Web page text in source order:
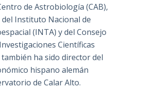
de Astrobiología (CAB),
Instituto Nacional de
(INTA) y del Consejo
Científicas
también ha sido director del
hispano alemán
de Calar Alto.